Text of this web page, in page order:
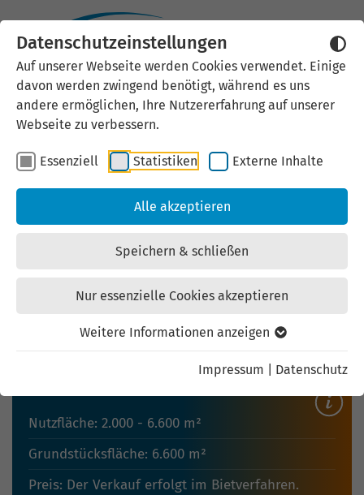
Datenschutzeinstellungen
Auf unserer Webseite werden Cookies verwendet. Einige
davon werden zwingend benötigt, während es uns
andere ermöglichen, Ihre Nutzererfahrung auf unserer
Webseite zu verbessern.
Essenziell Statistiken Externe Inhalte
Alle akzeptieren
Speichern & schließen
Nur essenzielle Cookies akzeptieren
Weitere Informationen anzeigen
Impressum Datenschutz
Industriegebiet
Geschwenda Nord
Kaufangebot | Gewerbe-/Industriegrundstücke |
zuletzt geändert am: 15.07.2026
Landkreis: Ilm-Kreis
Nutzfläche: 2.000 - 6.600 m²
Grundstücksfläche: 6.600 m²
Preis: Der Verkauf erfolgt im Bietverfahren.